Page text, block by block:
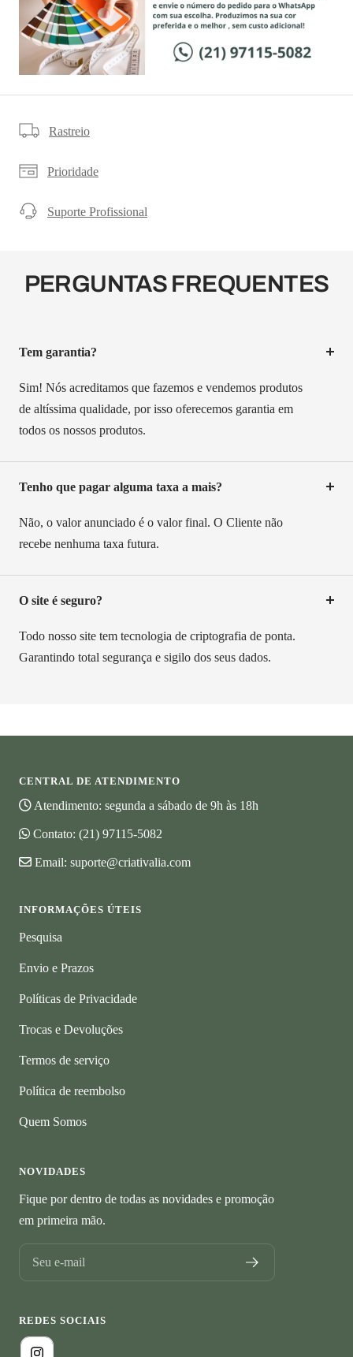
Rastreio
Prioridade
Suporte Profissional
PERGUNTAS FREQUENTES
Tem garantia?
Sim! Nós acreditamos que fazemos e vendemos produtos
de altíssima qualidade, por isso oferecemos garantia em
todos os nossos produtos.
Tenho que pagar alguma taxa a mais?
Não, o valor anunciado é o valor final. O Cliente não
recebe nenhuma taxa futura.
O site é seguro?
Todo nosso site tem tecnologia de criptografia de ponta.
Garantindo total segurança e sigilo dos seus dados.
CENTRAL DE ATENDIMENTO
Atendimento: segunda a sábado de 9h às 18h
Contato: (21) 97115-5082
Email: suporte@criativalia.com
INFORMAÇÕES ÚTEIS
Pesquisa
Envio e Prazos
Políticas de Privacidade
Trocas e Devoluções
Termos de serviço
Política de reembolso
Quem Somos
NOVIDADES
Fique por dentro de todas as novidades e promoção
em primeira mão.
Seu e-mail
REDES SOCIAIS